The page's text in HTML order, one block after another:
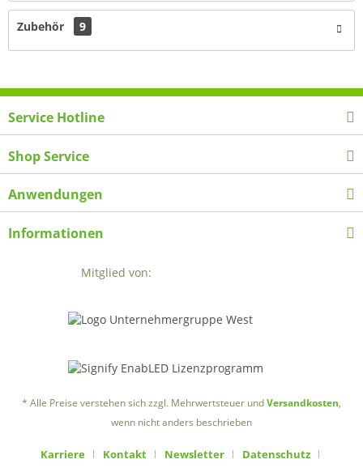
Zubehör 9
Service Hotline
Shop Service
Anwendungen
Informationen
Mitglied von:
* Alle Preise verstehen sich zzgl. Mehrwertsteuer undVersandkosten,
wenn nicht anders beschrieben
Karriere Kontakt Newsletter Datenschutz